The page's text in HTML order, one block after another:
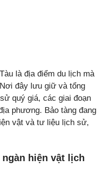
là địa điểm du lịch mà
đây lưu giữ và tổng
quý giá, các giai đoạn
phương. Bảo tàng đang
vật và tư liệu lịch sử,
hiện vật lịch